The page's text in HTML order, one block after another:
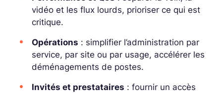
vidéo et les flux lourds, prioriser ce qui est
critique.
Opérations : simplifier l’administration par
service, par site ou par usage, accélérer les
déménagements de postes.
Invités et prestataires : fournir un accès